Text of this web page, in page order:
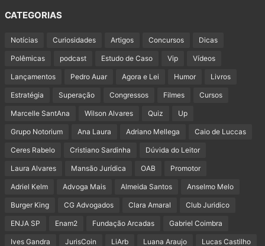
CATEGORIAS
Notícias Curiosidades Artigos Concursos Dicas
Polêmicas podcast Estudo de Caso Vip Vídeos
Lançamentos Pedro Auar Agora e Lei Humor Livros
Estratégia Superação Congressos Filmes Cursos
Marcelle SantAna Wilson Alvares Quiz Up
Grupo Notorium Ana Laura Adriano Mellega Caio de Luccas
Ceres Rabelo Cristiano Sardinha Dúvida do Leitor
Laura Alvares Mansão Jurídica OAB Promotor
Adriel Kelm Advoga Mais Almeida Santos Anselmo Melo
Burger King CG Advogados Clara Amaral Club Juridico
ENJA SP Enam2 Fundação Arcadas Gabriel Coimbra
Ives Gandra JurisCoin LiArb Luana Araujo Lucas Castilho